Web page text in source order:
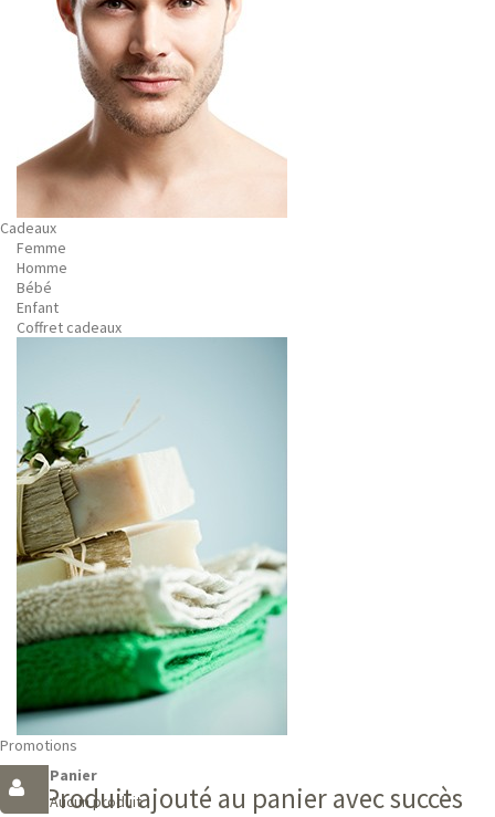
Cadeaux
Femme
Homme
Bébé
Enfant
Coffret cadeaux
Promotions
Panier
Aucun produit
Produit ajouté au panier avec succès